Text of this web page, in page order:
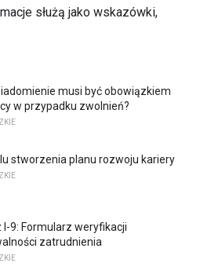
służą jako wskazówki,
musi być obowiązkiem
w przypadku zwolnień?
stworzenia planu rozwoju kariery
I-9: Formularz weryfikacji
zatrudnienia